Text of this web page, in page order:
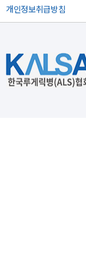
개인정보취급방침